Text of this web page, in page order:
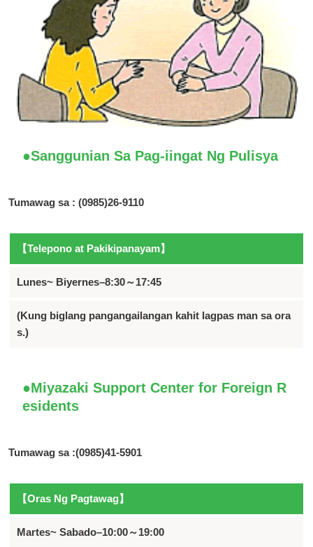
●Sanggunian Sa Pag-iingat Ng Pulisya
Tumawag sa : (0985)26-9110
【Telepono at Pakikipanayam】
Lunes~ Biyernes–8:30～17:45
(Kung biglang pangangailangan kahit lagpas man sa ora
s.)
●Miyazaki Support Center for Foreign R
esidents
Tumawag sa :(0985)41-5901
【Oras Ng Pagtawag】
Martes~ Sabado–10:00～19:00